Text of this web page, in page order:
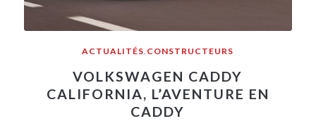
ACTUALITÉS, CONSTRUCTEURS
VOLKSWAGEN CADDY
CALIFORNIA, L’AVENTURE EN
CADDY